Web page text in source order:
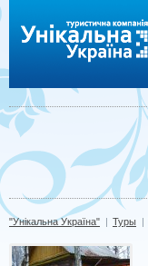
"Унікальна Україна" | Туры |